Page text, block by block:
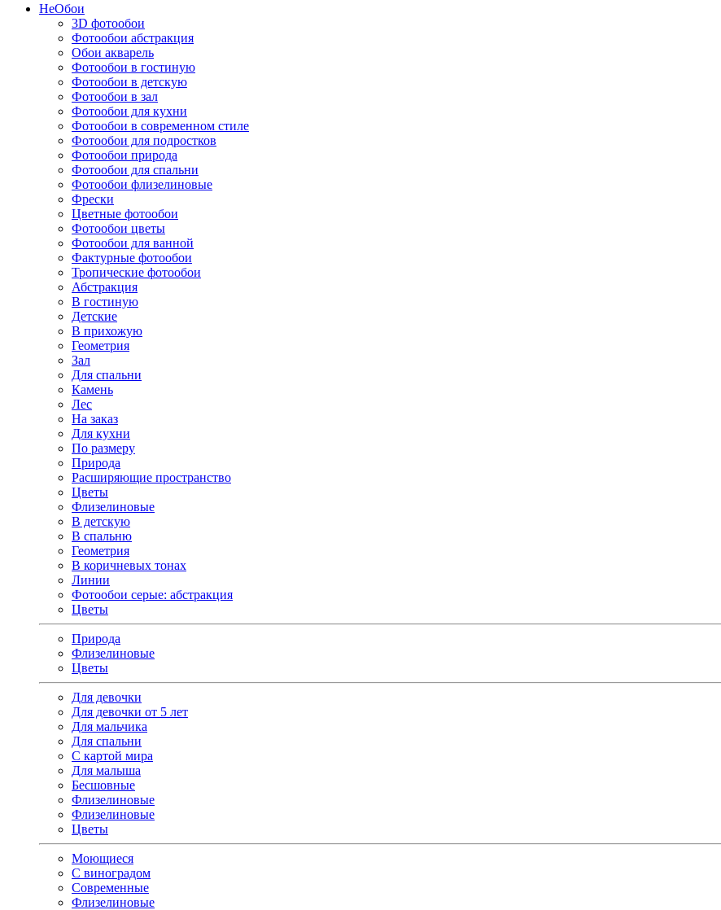
НеОбои
3D фотообои
Фотообои абстракция
Обои акварель
Фотообои в гостиную
Фотообои в детскую
Фотообои в зал
Фотообои для кухни
Фотообои в современном стиле
Фотообои для подростков
Фотообои природа
Фотообои для спальни
Фотообои флизелиновые
Фрески
Цветные фотообои
Фотообои цветы
Фотообои для ванной
Фактурные фотообои
Тропические фотообои
Абстракция
В гостиную
Детские
В прихожую
Геометрия
Зал
Для спальни
Камень
Лес
На заказ
Для кухни
По размеру
Природа
Расширяющие пространство
Цветы
Флизелиновые
В детскую
В спальню
Геометрия
В коричневых тонах
Линии
Фотообои серые: абстракция
Цветы
Природа
Флизелиновые
Цветы
Для девочки
Для девочки от 5 лет
Для мальчика
Для спальни
С картой мира
Для малыша
Бесшовные
Флизелиновые
Флизелиновые
Цветы
Моющиеся
С виноградом
Современные
Флизелиновые